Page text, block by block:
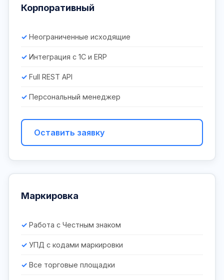
Корпоративный
Неограниченные исходящие
Интеграция с 1С и ERP
Full REST API
Персональный менеджер
Оставить заявку
Маркировка
Работа с Честным знаком
УПД с кодами маркировки
Все торговые площадки